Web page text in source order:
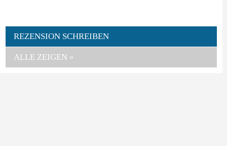
REZENSION SCHREIBEN
ALLE ZEIGEN »